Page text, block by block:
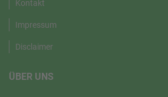
Kontakt
Impressum
Disclaimer
ÜBER UNS